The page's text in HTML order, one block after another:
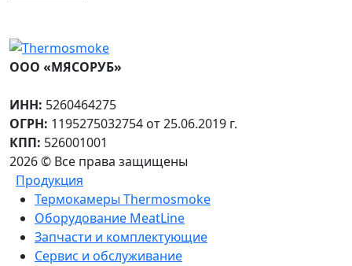
ООО «МЯСОРУБ»
ИНН: 5260464275
ОГРН: 1195275032754 от 25.06.2019 г.
КПП: 526001001
2026 © Все права защищены
Продукция
Термокамеры Thermosmoke
Оборудование MeatLine
Запчасти и комплектующие
Сервис и обслуживание